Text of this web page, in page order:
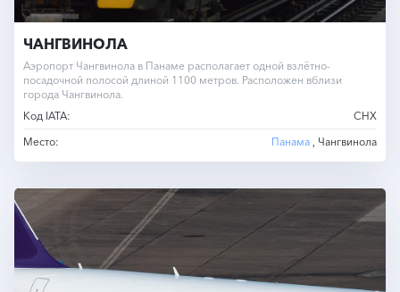
ЧАНГВИНОЛА
Аэропорт Чангвинола в Панаме располагает одной взлётно-
посадочной полосой длиной 1100 метров. Расположен вблизи
города Чангвинола.
Код IATA:
CHX
Место:
Панама , Чангвинола